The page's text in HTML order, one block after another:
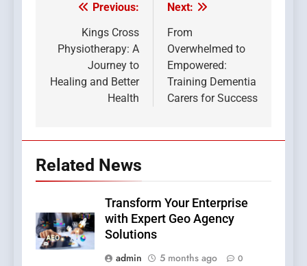
Post
navigation
Previous:
Kings Cross
Physiotherapy: A
Journey to
Healing and Better
Health
Next:
From
Overwhelmed to
Empowered:
Training Dementia
Carers for Success
Related News
Transform Your Enterprise
with Expert Geo Agency
Solutions
admin
5 months ago 0